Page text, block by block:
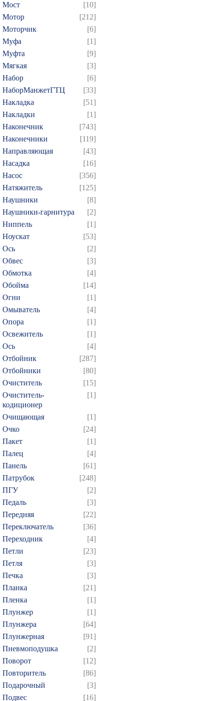
Мост
[10]
Мотор
[212]
Моторчик
[6]
Муфа
[1]
Муфта
[9]
Мягкая
[3]
Набор
[6]
НаборМанжетГТЦ
[33]
Накладка
[51]
Накладки
[1]
Наконечник
[743]
Наконечники
[119]
Направляющая
[43]
Насадка
[16]
Насос
[356]
Натяжитель
[125]
Наушники
[8]
Наушники-гарнитура
[2]
Ниппель
[1]
Ноускат
[53]
Оcь
[2]
Обвес
[3]
Обмотка
[4]
Обойма
[14]
Огни
[1]
Омыватель
[4]
Опора
[1]
Освежитель
[1]
Ось
[4]
Отбойник
[287]
Отбойники
[80]
Очиститель
[15]
Очиститель-
кодиционер
[1]
Очищающая
[1]
Очко
[24]
Пакет
[1]
Палец
[4]
Панель
[61]
Патрубок
[248]
ПГУ
[2]
Педаль
[3]
Передняя
[22]
Переключатель
[36]
Переходник
[4]
Петли
[23]
Петля
[3]
Печка
[3]
Планка
[21]
Пленка
[1]
Плунжер
[1]
Плунжера
[64]
Плунжерная
[91]
Пневмоподушка
[2]
Поворот
[12]
Повторитель
[86]
Подарочный
[3]
Подвес
[16]